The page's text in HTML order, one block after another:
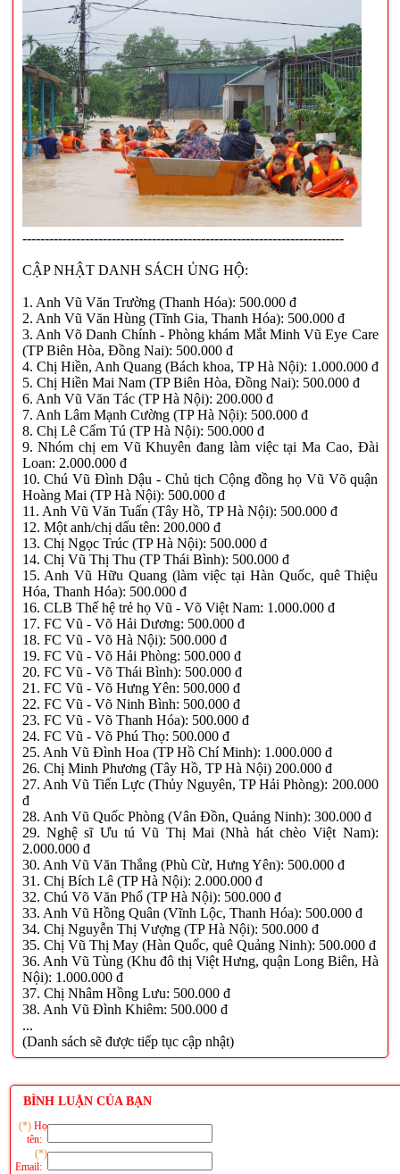
------------------------------------------------------------------------
CẬP NHẬT DANH SÁCH ỦNG HỘ:
1. Anh Vũ Văn Trường (Thanh Hóa): 500.000 đ
2. Anh Vũ Văn Hùng (Tĩnh Gia, Thanh Hóa): 500.000 đ
3. Anh Võ Danh Chính - Phòng khám Mắt Minh Vũ Eye Care
(TP Biên Hòa, Đồng Nai): 500.000 đ
4. Chị Hiền, Anh Quang (Bách khoa, TP Hà Nội): 1.000.000 đ
5. Chị Hiền Mai Nam (TP Biên Hòa, Đồng Nai): 500.000 đ
6. Anh Vũ Văn Tác (TP Hà Nội): 200.000 đ
7. Anh Lâm Mạnh Cường (TP Hà Nội): 500.000 đ
8. Chị Lê Cẩm Tú (TP Hà Nội): 500.000 đ
9. Nhóm chị em Vũ Khuyên đang làm việc tại Ma Cao, Đài
Loan: 2.000.000 đ
10. Chú Vũ Đình Dậu - Chủ tịch Cộng đồng họ Vũ Võ quận
Hoàng Mai (TP Hà Nội): 500.000 đ
11. Anh Vũ Văn Tuấn (Tây Hồ, TP Hà Nội): 500.000 đ
12. Một anh/chị dấu tên: 200.000 đ
13. Chị Ngọc Trúc (TP Hà Nội): 500.000 đ
14. Chị Vũ Thị Thu (TP Thái Bình): 500.000 đ
15. Anh Vũ Hữu Quang (làm việc tại Hàn Quốc, quê Thiệu
Hóa, Thanh Hóa): 500.000 đ
16. CLB Thế hệ trẻ họ Vũ - Võ Việt Nam: 1.000.000 đ
17. FC Vũ - Võ Hải Dương: 500.000 đ
18. FC Vũ - Võ Hà Nội): 500.000 đ
19. FC Vũ - Võ Hải Phòng: 500.000 đ
20. FC Vũ - Võ Thái Bình): 500.000 đ
21. FC Vũ - Võ Hưng Yên: 500.000 đ
22. FC Vũ - Võ Ninh Bình: 500.000 đ
23. FC Vũ - Võ Thanh Hóa): 500.000 đ
24. FC Vũ - Võ Phú Thọ: 500.000 đ
25. Anh Vũ Đình Hoa (TP Hồ Chí Minh): 1.000.000 đ
26. Chị Minh Phương (Tây Hồ, TP Hà Nội) 200.000 đ
27. Anh Vũ Tiến Lực (Thủy Nguyên, TP Hải Phòng): 200.000
đ
28. Anh Vũ Quốc Phòng (Vân Đồn, Quảng Ninh): 300.000 đ
29. Nghệ sĩ Ưu tú Vũ Thị Mai (Nhà hát chèo Việt Nam):
2.000.000 đ
30. Anh Vũ Văn Thắng (Phù Cừ, Hưng Yên): 500.000 đ
31. Chị Bích Lê (TP Hà Nội): 2.000.000 đ
32. Chú Võ Văn Phổ (TP Hà Nội): 500.000 đ
33. Anh Vũ Hồng Quân (Vĩnh Lộc, Thanh Hóa): 500.000 đ
34. Chị Nguyễn Thị Vượng (TP Hà Nội): 500.000 đ
35. Chị Vũ Thị May (Hàn Quốc, quê Quảng Ninh): 500.000 đ
36. Anh Vũ Tùng (Khu đô thị Việt Hưng, quận Long Biên, Hà
Nội): 1.000.000 đ
37. Chị Nhâm Hồng Lưu: 500.000 đ
38. Anh Vũ Đình Khiêm: 500.000 đ
...
(Danh sách sẽ được tiếp tục cập nhật)
BÌNH LUẬN CỦA BẠN
(*) Họ
tên:
(*)
Email: